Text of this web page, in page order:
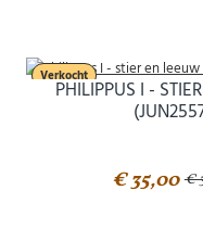
Verkocht
PHILIPPUS I -
€ 35,00 €